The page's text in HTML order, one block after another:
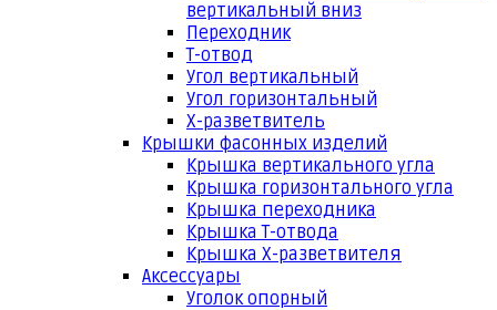
вертикальный вниз
Переходник
Т-отвод
Угол вертикальный
Угол горизонтальный
Х-разветвитель
Крышки фасонных изделий
Крышка вертикального угла
Крышка горизонтального угла
Крышка переходника
Крышка Т-отвода
Крышка Х-разветвителя
Аксессуары
Уголок опорный